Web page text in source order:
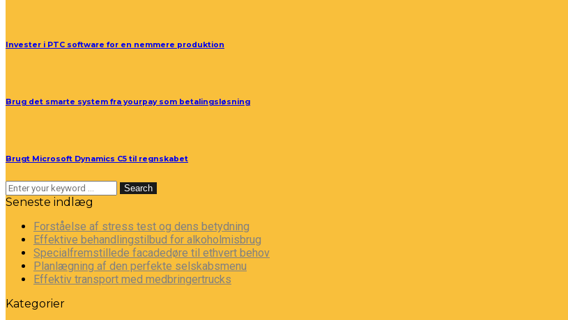
Invester i PTC software for en nemmere produktion
Brug det smarte system fra yourpay som betalingsløsning
Brugt Microsoft Dynamics C5 til regnskabet
Search
Seneste indlæg
Forståelse af stress test og dens betydning
Effektive behandlingstilbud for alkoholmisbrug
Specialfremstillede facadedøre til ethvert behov
Planlægning af den perfekte selskabsmenu
Effektiv transport med medbringertrucks
Kategorier